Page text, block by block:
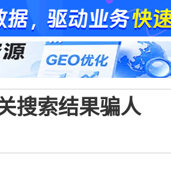
搜索结果骗人